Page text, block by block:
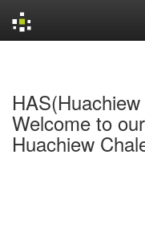
Welcome to
Huachiew